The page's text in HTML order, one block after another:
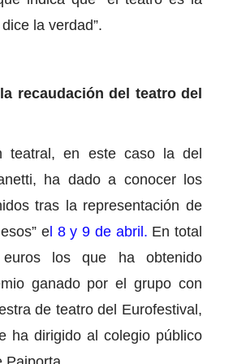
la verdad”.
recaudación del teatro del
teatral, en este caso la del
ha dado a conocer los
tras la representación de
el 8 y 9 de abril. En total
los que ha obtenido
ganado por el grupo con
de teatro del Eurofestival,
ha dirigido al colegio público